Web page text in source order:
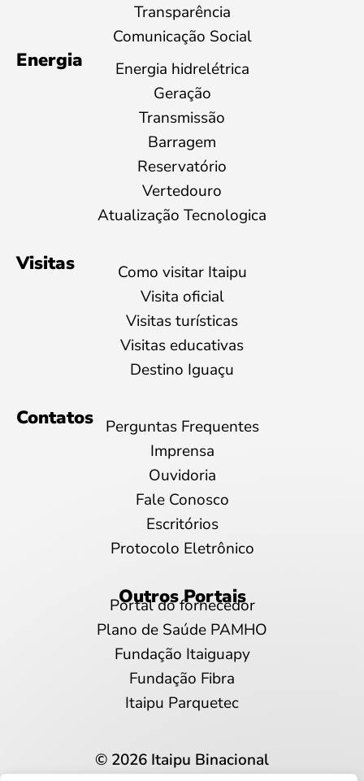
Transparência
Comunicação Social
Energia
Energia hidrelétrica
Geração
Transmissão
Barragem
Reservatório
Vertedouro
Atualização Tecnologica
Visitas
Como visitar Itaipu
Visita oficial
Visitas turísticas
Visitas educativas
Destino Iguaçu
Contatos
Perguntas Frequentes
Imprensa
Ouvidoria
Fale Conosco
Escritórios
Protocolo Eletrônico
Outros Portais
Portal do fornecedor
Plano de Saúde PAMHO
Fundação Itaiguapy
Fundação Fibra
Itaipu Parquetec
© 2026 Itaipu Binacional